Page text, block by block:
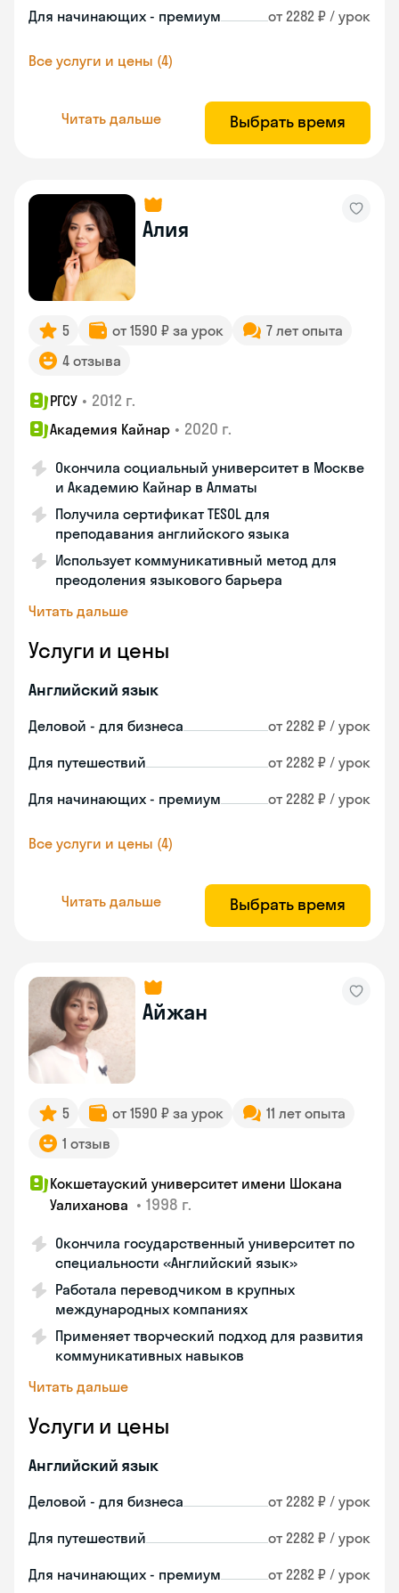
Для начинающих - премиум от 2282 ₽ / урок
Все услуги и цены (4)
Читать дальше Выбрать время
Алия
5 от 1590 ₽ за урок
7 лет опыта
4 отзыва
РГСУ • 2012 г.
Академия Кайнар • 2020 г.
Окончила социальный университет в Москве
и Академию Кайнар в Алматы
Получила сертификат TESOL для
преподавания английского языка
Использует коммуникативный метод для
преодоления языкового барьера
Читать дальше
Услуги и цены
Английский язык
Деловой - для бизнеса от 2282 ₽ / урок
Для путешествий от 2282 ₽ / урок
Для начинающих - премиум от 2282 ₽ / урок
Все услуги и цены (4)
Читать дальше Выбрать время
Айжан
5 от 1590 ₽ за урок
11 лет опыта
1 отзыв
Кокшетауский университет имени Шокана
Уалиханова • 1998 г.
Окончила государственный университет по
специальности «Английский язык»
Работала переводчиком в крупных
международных компаниях
Применяет творческий подход для развития
коммуникативных навыков
Читать дальше
Услуги и цены
Английский язык
Деловой - для бизнеса от 2282 ₽ / урок
Для путешествий от 2282 ₽ / урок
Для начинающих - премиум от 2282 ₽ / урок